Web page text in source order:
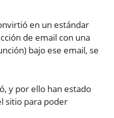
en un estándar
de email con una
bajo ese email, se
y por ello han estado
sitio para poder